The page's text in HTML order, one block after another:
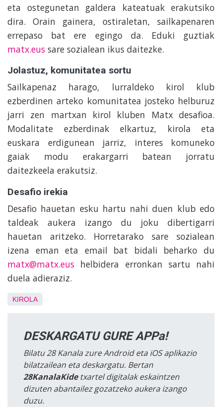
eta ostegunetan galdera kateatuak erakutsiko
dira. Orain gainera, ostiraletan, sailkapenaren
errepaso bat ere egingo da. Eduki guztiak
matx.eus sare sozialean ikus daitezke.
Jolastuz, komunitatea sortu
Sailkapenaz harago, lurraldeko kirol klub
ezberdinen arteko komunitatea josteko helburuz
jarri zen martxan kirol kluben Matx desafioa.
Modalitate ezberdinak elkartuz, kirola eta
euskara erdigunean jarriz, interes komuneko
gaiak modu erakargarri batean jorratu
daitezkeela erakutsiz.
Desafio irekia
Desafio hauetan esku hartu nahi duen klub edo
taldeak aukera izango du joku dibertigarri
hauetan aritzeko. Horretarako sare sozialean
izena eman eta email bat bidali beharko du
matx@matx.eus helbidera erronkan sartu nahi
duela adieraziz.
KIROLA
DESKARGATU GURE APPa!
Bilatu 28 Kanala zure Android eta iOS aplikazio
bilatzailean eta deskargatu. Bertan
28KanalaKidetxartel digitalak eskaintzen
dizuten abantailez gozatzeko aukera izango
duzu.